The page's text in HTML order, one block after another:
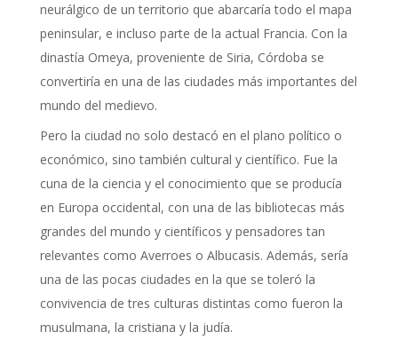
neurálgico de un territorio que abarcaría todo el mapa
peninsular, e incluso parte de la actual Francia. Con la
dinastía Omeya, proveniente de Siria, Córdoba se
convertiría en una de las ciudades más importantes del
mundo del medievo.
Pero la ciudad no solo destacó en el plano político o
económico, sino también cultural y científico. Fue la
cuna de la ciencia y el conocimiento que se producía
en Europa occidental, con una de las bibliotecas más
grandes del mundo y científicos y pensadores tan
relevantes como Averroes o Albucasis. Además, sería
una de las pocas ciudades en la que se toleró la
convivencia de tres culturas distintas como fueron la
musulmana, la cristiana y la judía.